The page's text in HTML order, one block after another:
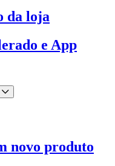
da loja
e App
novo produto